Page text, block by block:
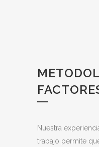
Nuestra
trabajo permite